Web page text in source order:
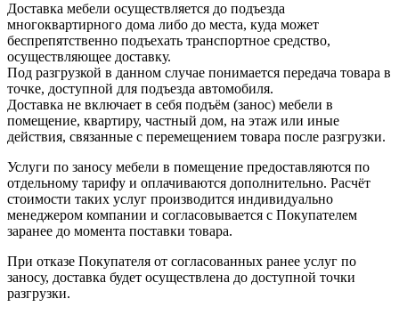
Доставка мебели осуществляется до подъезда
многоквартирного дома либо до места, куда может
беспрепятственно подъехать транспортное средство,
осуществляющее доставку.
Под разгрузкой в данном случае понимается передача товара в
точке, доступной для подъезда автомобиля.
Доставка не включает в себя подъём (занос) мебели в
помещение, квартиру, частный дом, на этаж или иные
действия, связанные с перемещением товара после разгрузки.
Услуги по заносу мебели в помещение предоставляются по
отдельному тарифу и оплачиваются дополнительно. Расчёт
стоимости таких услуг производится индивидуально
менеджером компании и согласовывается с Покупателем
заранее до момента поставки товара.
При отказе Покупателя от согласованных ранее услуг по
заносу, доставка будет осуществлена до доступной точки
разгрузки.